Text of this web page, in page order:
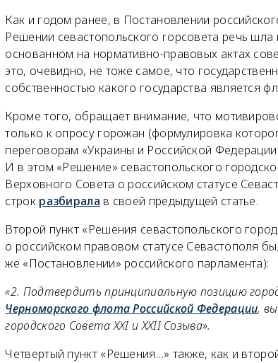
Как и годом ранее, в Постановлении
Решении севастопольского горсовета речь
основанном на нормативно-правовых актах
это, очевидно, не тоже самое, что
собственностью какого государства является
Кроме того, обращает внимание, что
только к опросу горожан (формулировка
переговорам «Украины и Российской
И в этом «Решение» севастопольского
Верховного Совета о российском статусе
строк разбирала в своей предыдущей статье.
Второй пункт «Решения севастопольского
о российском правовом статусе Севастополя
же «Постановлении» российского парламента):
«2. Подтвердить принципиальную позицию
Черноморского флота Российской Федерации,
городского Совета XXI и XXII Созыва».
Четвертый пункт «Решения…» также, как и